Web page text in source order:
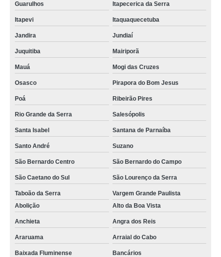
Guarulhos Itapecerica da Serra
Itapevi Itaquaquecetuba
Jandira Jundiaí
Juquitiba Mairiporã
Mauá Mogi das Cruzes
Osasco Pirapora do Bom Jesus
Poá Ribeirão Pires
Rio Grande da Serra Salesópolis
Santa Isabel Santana de Parnaíba
Santo André Suzano
São Bernardo Centro São Bernardo do Campo
São Caetano do Sul São Lourenço da Serra
Taboão da Serra
Vargem Grande Paulista
Abolição
Alto da Boa Vista
Anchieta Angra dos Reis
Araruama Arraial do Cabo
Baixada Fluminense Bancários